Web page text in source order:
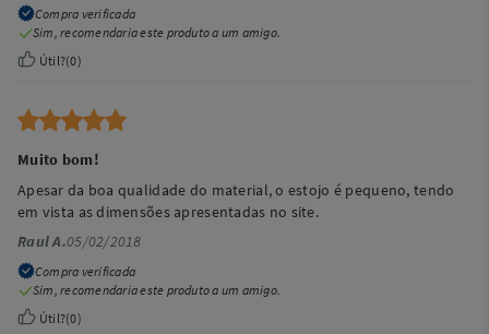
Compra verificada
Sim, recomendaria este produto a um amigo.
Útil?(0)
Muito bom!
Apesar da boa qualidade do material, o estojo é pequeno, tendo
em vista as dimensões apresentadas no site.
Raul A.05/02/2018
Compra verificada
Sim, recomendaria este produto a um amigo.
Útil?(0)